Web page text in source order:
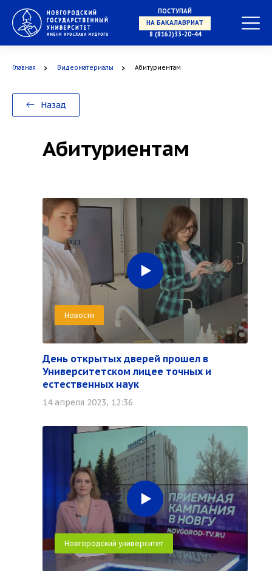
ПОСТУПАЙ
В КОЛЛЕДЖ
НА СПЕЦИАЛИТЕТ
В МАГИСТРАТУРУ
8 (8162)33-20-44
Главная Видеоматериалы Абитуриентам
Назад
Абитуриентам
Новости
День открытых дверей прошел в
Университетском лицее точных и
естественных наук
14 апреля 2023, 12:36
Новгородский университет